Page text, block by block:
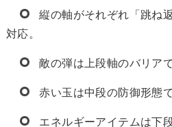
縦の軸がそれぞれ「跳ね
対応。
敵の弾は上段軸のバリア
赤い玉は中段の防御形態
エネルギーアイテムは下